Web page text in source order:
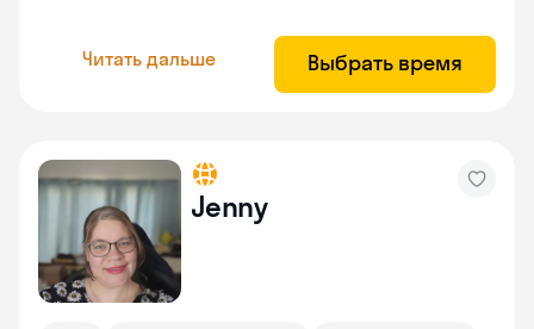
Читать дальше Выбрать время
Jenny